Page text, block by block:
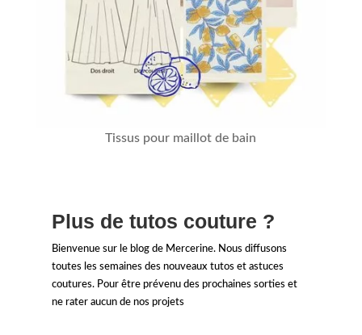
Tissus pour maillot de bain
Plus de tutos couture ?
Bienvenue sur le blog de Mercerine. Nous diffusons
toutes les semaines des nouveaux tutos et astuces
coutures. Pour être prévenu des prochaines sorties et
ne rater aucun de nos projets